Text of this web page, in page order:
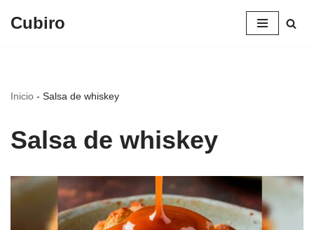
Cubiro
Inicio - Salsa de whiskey
Salsa de whiskey